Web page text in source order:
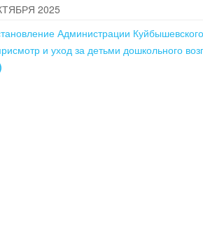
2025
Администрации
и уход за детьми дошкольного